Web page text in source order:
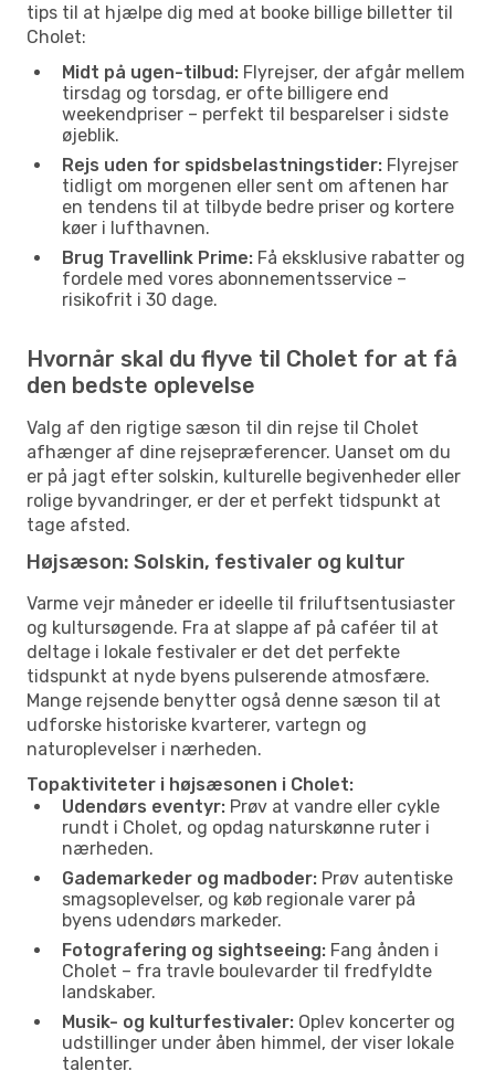
tips til at hjælpe dig med at booke billige billetter til
Cholet:
Midt på ugen-tilbud: Flyrejser, der afgår mellem
tirsdag og torsdag, er ofte billigere end
weekendpriser – perfekt til besparelser i sidste
øjeblik.
Rejs uden for spidsbelastningstider: Flyrejser
tidligt om morgenen eller sent om aftenen har
en tendens til at tilbyde bedre priser og kortere
køer i lufthavnen.
Brug Travellink Prime: Få eksklusive rabatter og
fordele med vores abonnementsservice –
risikofrit i 30 dage.
Hvornår skal du flyve til Cholet for at få
den bedste oplevelse
Valg af den rigtige sæson til din rejse til Cholet
afhænger af dine rejsepræferencer. Uanset om du
er på jagt efter solskin, kulturelle begivenheder eller
rolige byvandringer, er der et perfekt tidspunkt at
tage afsted.
Højsæson: Solskin, festivaler og kultur
Varme vejr måneder er ideelle til friluftsentusiaster
og kultursøgende. Fra at slappe af på caféer til at
deltage i lokale festivaler er det det perfekte
tidspunkt at nyde byens pulserende atmosfære.
Mange rejsende benytter også denne sæson til at
udforske historiske kvarterer, vartegn og
naturoplevelser i nærheden.
Topaktiviteter i højsæsonen i Cholet:
Udendørs eventyr: Prøv at vandre eller cykle
rundt i Cholet, og opdag naturskønne ruter i
nærheden.
Gademarkeder og madboder: Prøv autentiske
smagsoplevelser, og køb regionale varer på
byens udendørs markeder.
Fotografering og sightseeing: Fang ånden i
Cholet – fra travle boulevarder til fredfyldte
landskaber.
Musik- og kulturfestivaler: Oplev koncerter og
udstillinger under åben himmel, der viser lokale
talenter.